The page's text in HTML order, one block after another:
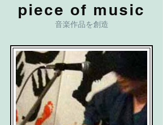
piece of music
音楽作品を創造